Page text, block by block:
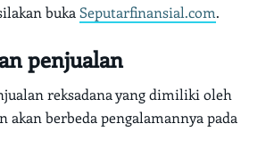
bukaSeputarfinansial.com.
penjualan
reksadana yang dimiliki oleh
akan berbeda pengalamannya pada